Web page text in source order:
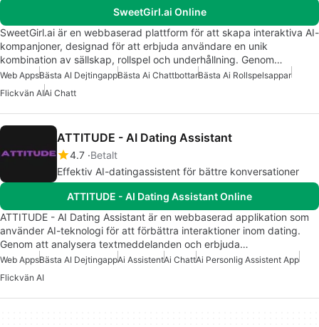
SweetGirl.ai Online
SweetGirl.ai är en webbaserad plattform för att skapa interaktiva AI-
kompanjoner, designad för att erbjuda användare en unik
kombination av sällskap, rollspel och underhållning. Genom…
Web AppsBästa AI DejtingappBästa Ai ChattbottarBästa Ai Rollspelsappar
Flickvän AIAi Chatt
ATTITUDE - AI Dating Assistant
4.7 Betalt
Effektiv AI-datingassistent för bättre konversationer
ATTITUDE - AI Dating Assistant Online
ATTITUDE - AI Dating Assistant är en webbaserad applikation som
använder AI-teknologi för att förbättra interaktioner inom dating.
Genom att analysera textmeddelanden och erbjuda…
Web AppsBästa AI DejtingappAi AssistentAi ChattAi Personlig Assistent App
Flickvän AI